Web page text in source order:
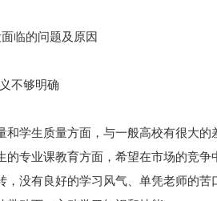
临的问题及原因
不够明确
和学生质量方面，与一般高校有很大
的专业课教育方面，希望在市场的竞
，没有良好的学习风气、单凭老师的